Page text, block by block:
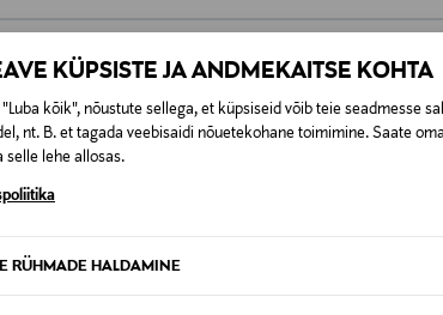
KÜPSISTE JA ANDMEKAITSE KOHTA
"Luba kõik", nõustute sellega, et küpsiseid võib teie seadmesse
nt. B. et tagada veebisaidi nõuetekohane toimimine. Saate
selle lehe allosas.
RÜHMADE HALDAMINE
lepingust taganeda 30 päeva jooksul alates
KA